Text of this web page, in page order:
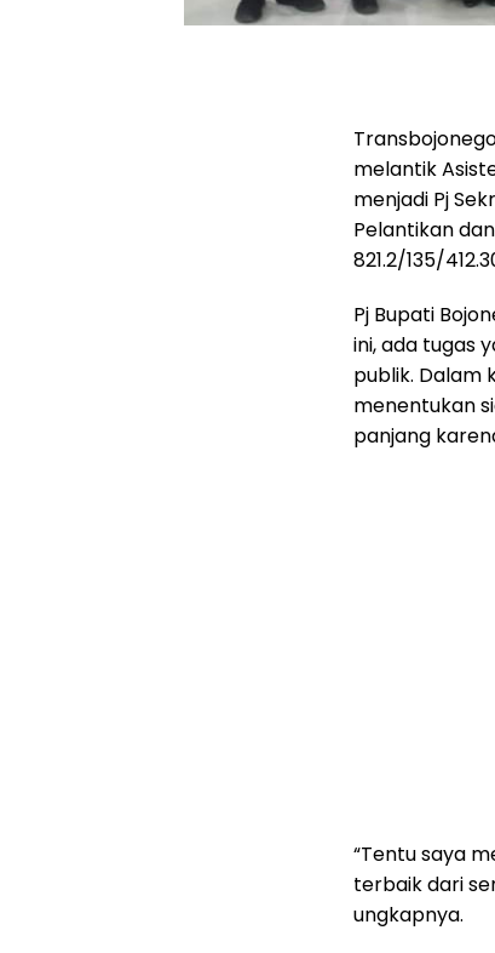
melantik
menjadi Pj
Pelantikan
821.2/135/
Pj Bupati
ini, ada tugas
publik. Dalam
menentukan
panjang
“Tentu saya
terbaik dari
ungkapnya.